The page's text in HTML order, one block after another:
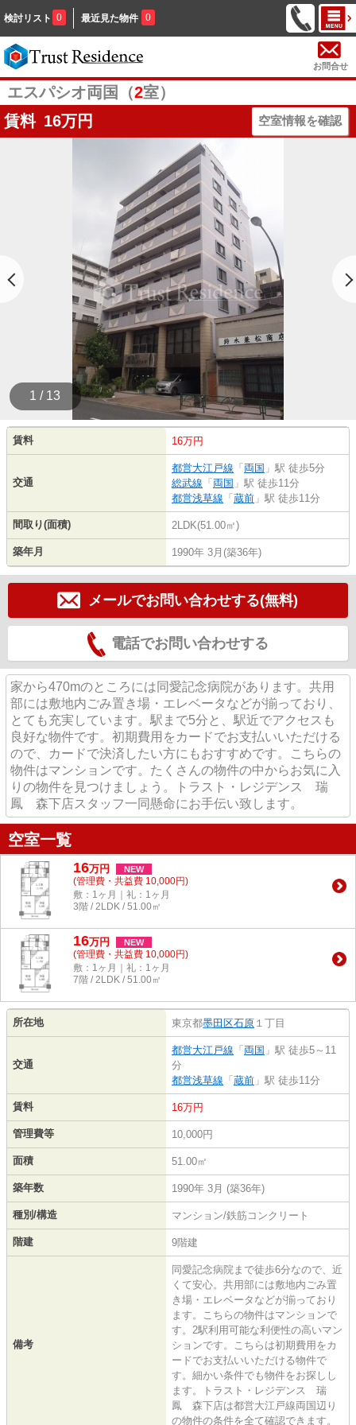
検討リスト 0 最近見た物件 0
お問合せ
エスパシオ両国（2室）
賃料 16万円 空室情報を確認
1 / 13
賃料 16万円
交通
都営大江戸線 「 両国 」駅 徒歩5分
総武線 「 両国 」駅 徒歩11分
都営浅草線 「 蔵前 」駅 徒歩11分
間取り(面積) 2LDK(51.00㎡)
築年月 1990年 3月(築36年)
メールでお問い合わせする(無料)
電話でお問い合わせする
家から470mのところには同愛記念病院があります。共用
部には敷地内ごみ置き場・エレベータなどが揃っており、
とても充実しています。駅まで5分と、駅近でアクセスも
良好な物件です。初期費用をカードでお支払いいただける
ので、カードで決済したい方にもおすすめです。こちらの
物件はマンションです。たくさんの物件の中からお気に入
りの物件を見つけましょう。トラスト・レジデンス 瑞
鳳 森下店スタッフ一同懸命にお手伝い致します。
空室一覧
16万円 NEW
(管理費・共益費 10,000円)
敷：1ヶ月｜礼：1ヶ月
3階 / 2LDK / 51.00㎡
16万円 NEW
(管理費・共益費 10,000円)
敷：1ヶ月｜礼：1ヶ月
7階 / 2LDK / 51.00㎡
所在地 東京都墨田区石原 １丁目
交通
都営大江戸線 「 両国 」駅 徒歩5～11
分
都営浅草線 「 蔵前 」駅 徒歩11分
賃料 16万円
管理費等 10,000円
面積 51.00㎡
築年数 1990年 3月 (築36年)
種別/構造 マンション/鉄筋コンクリート
階建 9階建
備考
同愛記念病院まで徒歩6分なので、近
くて安心。共用部には敷地内ごみ置
き場・エレベータなどが揃っており
ます。こちらの物件はマンションで
す。2駅利用可能な利便性の高いマン
ションです。こちらは初期費用をカ
ードでお支払いいただける物件で
す。細かい条件でも物件をお探しし
ます。トラスト・レジデンス 瑞
鳳 森下店は都営大江戸線両国辺り
の物件の条件を全て確認できます。